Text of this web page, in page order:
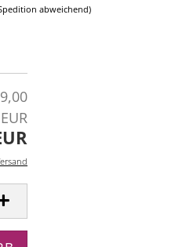
abweichend)
EUR